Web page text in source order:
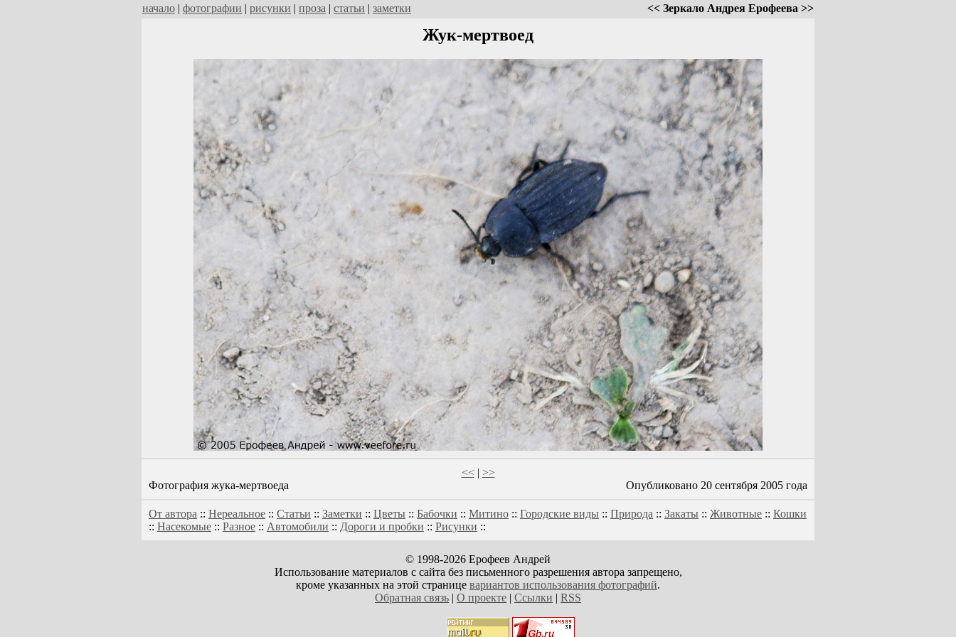
начало | фотографии | рисунки | проза | статьи | заметки << Зеркало Андрея Ерофеева >>
Жук-мертвоед
<<| >>
Фотография жука-мертвоеда
Опубликовано 20 сентября 2005 года
От автора :: Нереальное :: Статьи :: Заметки :: Цветы :: Бабочки :: Митино :: Городские виды :: Природа :: Закаты :: Животные :: Кошки
:: Насекомые :: Разное :: Автомобили :: Дороги и пробки :: Рисунки ::
© 1998-2026 Ерофеев Андрей
Использование материалов с сайта без письменного разрешения автора запрещено,
кроме указанных на этой странице вариантов использования фотографий.
Обратная связь | О проекте | Ссылки | RSS